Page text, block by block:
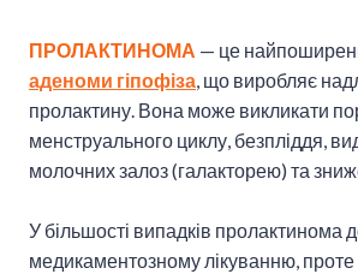
ПРОЛАКТИНОМА — це
аденоми гіпофіза, що виробляє
пролактину. Вона може викликати
менструального циклу, безпліддя,
молочних залоз (галакторею) та
У більшості випадків пролактинома
медикаментозному лікуванню,